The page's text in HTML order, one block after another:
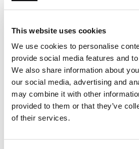
This website uses cookies
We use cookies to personalise
provide social media features and
We also share information about
our social media, advertising and
may combine it with other
provided to them or that they’ve
of their services.